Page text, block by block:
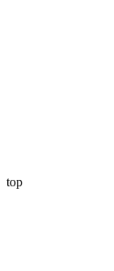
top